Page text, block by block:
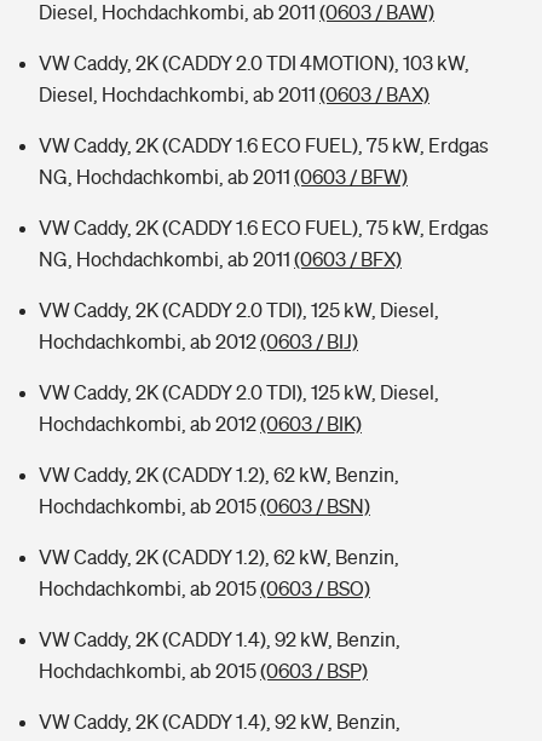
Diesel, Hochdachkombi, ab 2011 (0603 / BAW)
VW Caddy, 2K (CADDY 2.0 TDI 4MOTION), 103 kW,
Diesel, Hochdachkombi, ab 2011 (0603 / BAX)
VW Caddy, 2K (CADDY 1.6 ECO FUEL), 75 kW, Erdgas
NG, Hochdachkombi, ab 2011 (0603 / BFW)
VW Caddy, 2K (CADDY 1.6 ECO FUEL), 75 kW, Erdgas
NG, Hochdachkombi, ab 2011 (0603 / BFX)
VW Caddy, 2K (CADDY 2.0 TDI), 125 kW, Diesel,
Hochdachkombi, ab 2012(0603 / BIJ)
VW Caddy, 2K (CADDY 2.0 TDI), 125 kW, Diesel,
Hochdachkombi, ab 2012(0603 / BIK)
VW Caddy, 2K (CADDY 1.2), 62 kW, Benzin,
Hochdachkombi, ab 2015(0603 / BSN)
VW Caddy, 2K (CADDY 1.2), 62 kW, Benzin,
Hochdachkombi, ab 2015(0603 / BSO)
VW Caddy, 2K (CADDY 1.4), 92 kW, Benzin,
Hochdachkombi, ab 2015(0603 / BSP)
VW Caddy, 2K (CADDY 1.4), 92 kW, Benzin,